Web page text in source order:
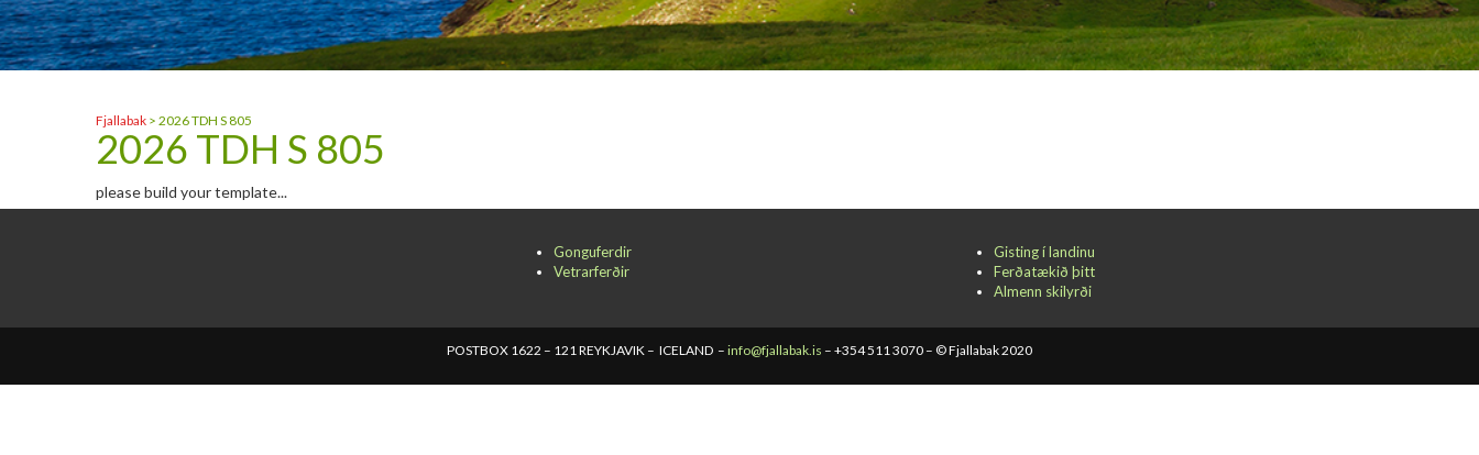
Fjallabak > 2026 TDH S 805
2026 TDH S 805
please build your template...
Gonguferdir
Vetrarferðir
Gisting í landinu
Ferðatækið þitt
Almenn skilyrði
POSTBOX 1622 – 121 REYKJAVIK – ICELAND – info@fjallabak.is – +354 511 3070 – © Fjallabak 2020